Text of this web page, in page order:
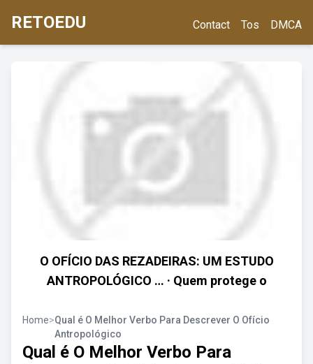
RETOEDU Contact Tos DMCA
O OFÍCIO DAS REZADEIRAS: UM ESTUDO
ANTROPOLÓGICO … · Quem protege o
Home>Qual é O Melhor Verbo Para Descrever O Ofício
Antropológico
Qual é O Melhor Verbo Para